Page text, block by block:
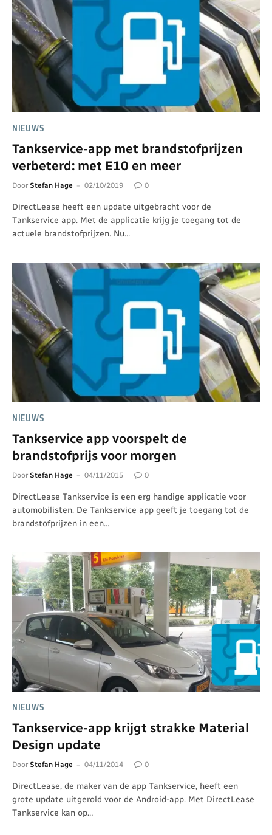
NIEUWS
Tankservice-app met brandstofprijzen
verbeterd: met E10 en meer
Door Stefan Hage 02/10/2019 0
DirectLease heeft een update uitgebracht voor de
Tankservice app. Met de applicatie krijg je toegang tot de
actuele brandstofprijzen. Nu…
NIEUWS
Tankservice app voorspelt de
brandstofprijs voor morgen
Door Stefan Hage 04/11/2015 0
DirectLease Tankservice is een erg handige applicatie voor
automobilisten. De Tankservice app geeft je toegang tot de
brandstofprijzen in een…
NIEUWS
Tankservice-app krijgt strakke Material
Design update
Door Stefan Hage 04/11/2014 0
DirectLease, de maker van de app Tankservice, heeft een
grote update uitgerold voor de Android-app. Met DirectLease
Tankservice kan op…